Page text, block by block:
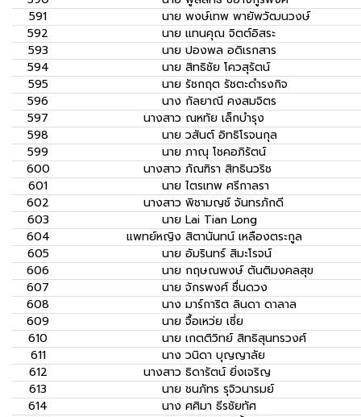
591
นาย พงษ์เทพ พายัพวัฒนวงษ์
592
นาย แทนคุณ จิตต์อิสระ
593
นาย ปองพล อดิเรกสาร
594
นาย สิทธิชัย โควสุรัตน์
595
นาย รัชกฤต รัชตะดำรงกิจ
596
นาง กัลยาณี คงสมจิตร
597
นางสาว ณหทัย เล็กบำรุง
598
นาย วสันต์ อิทธิโรจนกุล
599
นาย ภาณุ โชคอภิรัตน์
600
นางสาว ภัณฑิรา สิทธินวริช
601
นาย ไตรเทพ ศรีกาลรา
602
นางสาว พิชามญช์ จันทรภักดี
603
นาย Lai Tian Long
604
แพทย์หญิง สิตานันทน์ เหลืองตระกูล
605
นาย อัมรินทร์ สิมะโรจน์
606
นาย กฤษณพงษ์ ตันติมงคลสุข
607
นาย จักรพงศ์ ชื่นดวง
608
นาง มาร์การิต ลินดา ดาลาล
609
นาย จื้อเหว่ย เซี่ย
610
นาย เกตติวิทย์ สิทธิสุนทรวงศ์
611
นาง วนิดา บุญญาลัย
612
นางสาว ธิดารัตน์ ยิ่งเจริญ
613
นาย ชนภัทร รุจิวนารมย์
614
นาง ศศิมา ธีรชัยทัศ